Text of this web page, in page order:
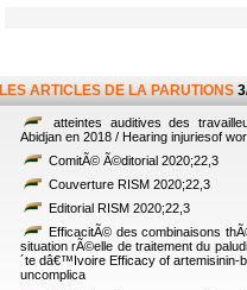
LES ARTICLES DE LA PARUTIONS
atteintes auditives des
Abidjan en 2018 / Hearing injuriesof
ComitÃ© Ã©ditorial 2020;22,3
Couverture RISM 2020;22,3
Editorial RISM 2020;22,3
EfficacitÃ© des combinaisons
situation rÃ©elle de traitement du
´te dâ€™Ivoire Efficacy of artemisinin-
uncomplica